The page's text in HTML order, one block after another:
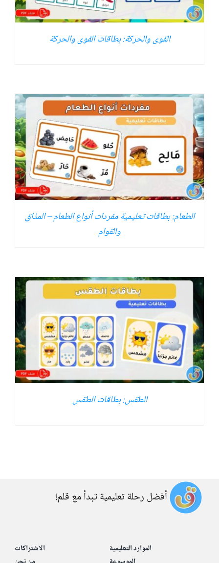
القوى والحركة: بطاقات القوى والحركة
الطعام: بطاقات تعليمية مفردات أنواع الطعام – المذاق
والقوام
الطقس: بطاقات الطقس
أفضل رحلة تعليمية تبدأ مع قلم!
الموارد التعليمية
الاشتراكات